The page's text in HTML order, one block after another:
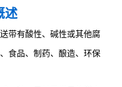
述
带有酸性、碱性或其他腐
食品、制药、酿造、环保